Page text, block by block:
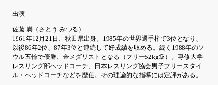
出演
佐藤 満（さとう みつる）
1961年12月21日、秋田県出身。1985年の世界選手権で3位となり、
以後86年2位、87年3位と連続して好成績を収める。続く1988年のソ
ウル五輪で優勝、金メダリストとなる（フリー52kg級）。専修大学
レスリング部ヘッドコーチ、日本レスリング協会男子フリースタイ
ル・ヘッドコーチなどを歴任。その理論的な指導には定評がある。